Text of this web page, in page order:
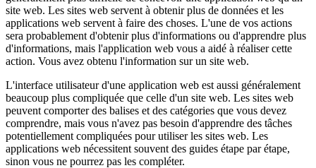
site web. Les sites web servent à obtenir plus de données et les
applications web servent à faire des choses. L'une de vos actions
sera probablement d'obtenir plus d'informations ou d'apprendre plus
d'informations, mais l'application web vous a aidé à réaliser cette
action. Vous avez obtenu l'information sur un site web.
L'interface utilisateur d'une application web est aussi généralement
beaucoup plus compliquée que celle d'un site web. Les sites web
peuvent comporter des balises et des catégories que vous devez
comprendre, mais vous n'avez pas besoin d'apprendre des tâches
potentiellement compliquées pour utiliser les sites web. Les
applications web nécessitent souvent des guides étape par étape,
sinon vous ne pourrez pas les compléter.